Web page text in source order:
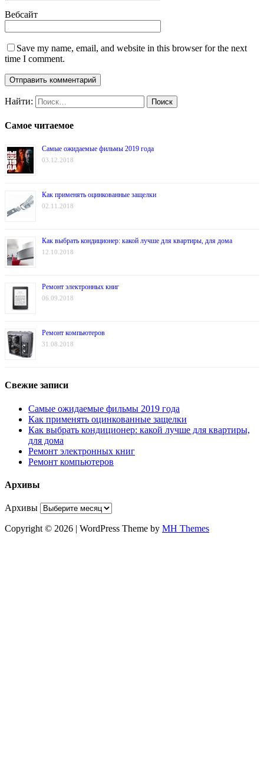
Вебсайт
Save my name, email, and website in this browser for the next
time I comment.
Найти:
Самое читаемое
Самые ожидаемые фильмы 2019 года
03.12.2018
Как применять оцинкованные защелки
02.11.2018
Как выбрать кондиционер: какой лучше для квартиры, для дома
12.10.2018
Ремонт электронных книг
06.09.2018
Ремонт компьютеров
31.08.2018
Свежие записи
Самые ожидаемые фильмы 2019 года
Как применять оцинкованные защелки
Как выбрать кондиционер: какой лучше для квартиры,
для дома
Ремонт электронных книг
Ремонт компьютеров
Архивы
Архивы
Copyright © 2026 | WordPress Theme by MH Themes